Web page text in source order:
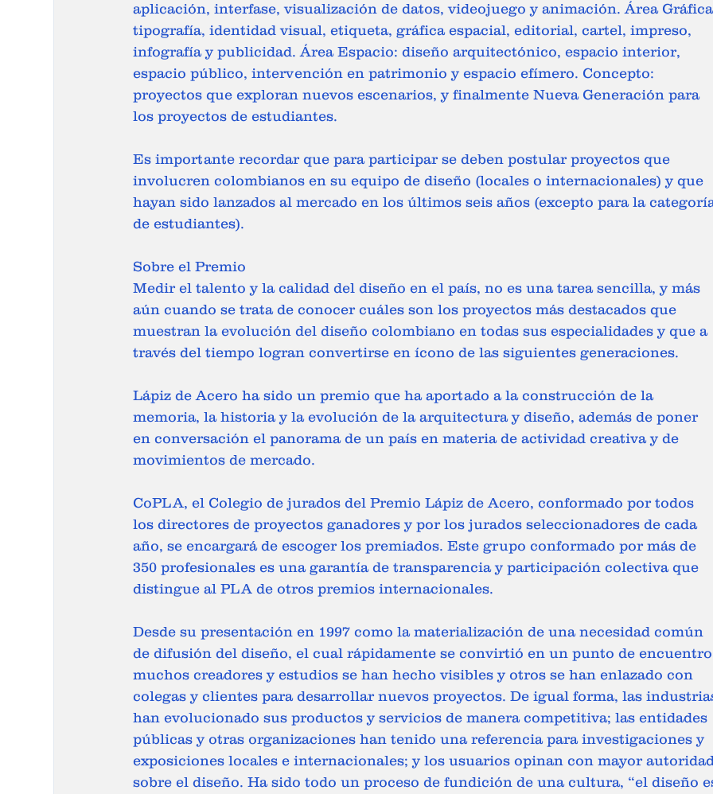
aplicación, interfase, visualización de datos, videojuego y animación. Área
tipografía, identidad visual, etiqueta, gráfica espacial, editorial, cartel, impreso,
infografía y publicidad. Área Espacio: diseño arquitectónico, espacio interior,
espacio público, intervención en patrimonio y espacio efímero. Concepto:
proyectos que exploran nuevos escenarios, y finalmente Nueva Generación para
los proyectos de estudiantes.
Es importante recordar que para participar se deben postular proyectos que
involucren colombianos en su equipo de diseño (locales o internacionales) y que
hayan sido lanzados al mercado en los últimos seis años (excepto para la
de estudiantes).
Sobre el Premio
Medir el talento y la calidad del diseño en el país, no es una tarea sencilla, y más
aún cuando se trata de conocer cuáles son los proyectos más destacados que
muestran la evolución del diseño colombiano en todas sus especialidades y que a
través del tiempo logran convertirse en ícono de las siguientes generaciones.
Lápiz de Acero ha sido un premio que ha aportado a la construcción de la
memoria, la historia y la evolución de la arquitectura y diseño, además de poner
en conversación el panorama de un país en materia de actividad creativa y de
movimientos de mercado.
CoPLA, el Colegio de jurados del Premio Lápiz de Acero, conformado por todos
los directores de proyectos ganadores y por los jurados seleccionadores de cada
año, se encargará de escoger los premiados. Este grupo conformado por más de
350 profesionales es una garantía de transparencia y participación colectiva que
distingue al PLA de otros premios internacionales.
Desde su presentación en 1997 como la materialización de una necesidad común
de difusión del diseño, el cual rápidamente se convirtió en un punto de
muchos creadores y estudios se han hecho visibles y otros se han enlazado con
colegas y clientes para desarrollar nuevos proyectos. De igual forma, las
han evolucionado sus productos y servicios de manera competitiva; las entidades
públicas y otras organizaciones han tenido una referencia para investigaciones y
exposiciones locales e internacionales; y los usuarios opinan con mayor
sobre el diseño. Ha sido todo un proceso de fundición de una cultura, “el diseño